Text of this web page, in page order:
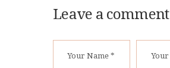
Leave a comment